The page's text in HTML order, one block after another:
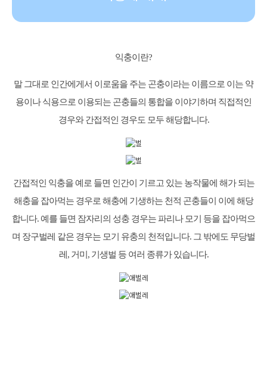
익충이란?
말 그대로 인간에게서 이로움을 주는 곤충이라는 이름으로 이는 약
용이나 식용으로 이용되는 곤충들의 통합을 이야기하며 직접적인
경우와 간접적인 경우도 모두 해당합니다.
간접적인 익충을 예로 들면 인간이 기르고 있는 농작물에 해가 되는
해충을 잡아먹는 경우로 해충에 기생하는 천적 곤충들이 이에 해당
합니다. 예를 들면 잠자리의 성충 경우는 파리나 모기 등을 잡아먹으
며 장구벌레 같은 경우는 모기 유충의 천적입니다. 그 밖에도 무당벌
레, 거미, 기생벌 등 여러 종류가 있습니다.